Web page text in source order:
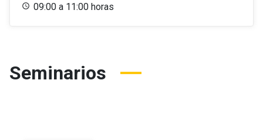
09:00 a 11:00 horas
Seminarios